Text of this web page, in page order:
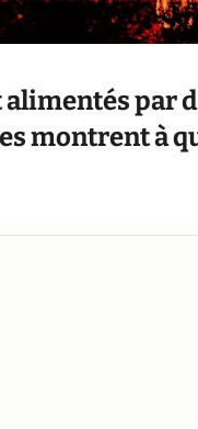
par
montrent à